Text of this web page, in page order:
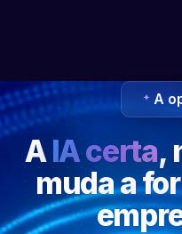
A
AIA certa,
muda a